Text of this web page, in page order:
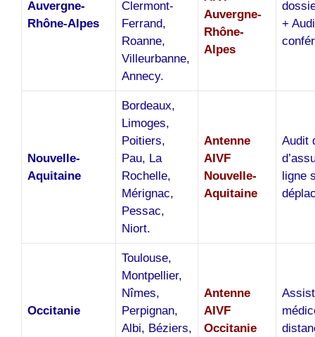
Auvergne-
Rhône-Alpes
Clermont-
Ferrand,
Roanne,
Villeurbanne,
Annecy.
Auvergne-
Rhône-
Alpes
+
Nouvelle-
Aquitaine
Bordeaux,
Limoges,
Poitiers,
Pau, La
Rochelle,
Mérignac,
Pessac,
Niort.
Antenne
AIVF
Nouvelle-
Aquitaine
Audit
ligne
Occitanie
Toulouse,
Montpellier,
Nîmes,
Perpignan,
Albi, Béziers,
Antenne
AIVF
Occitanie